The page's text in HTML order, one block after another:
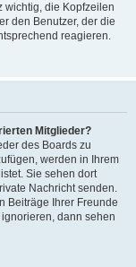
wichtig, die Kopfzeilen
den Benutzer, der die
reagieren.
Mitglieder?
des Boards zu
werden in Ihrem
Sie sehen dort
Nachricht senden.
Beiträge Ihrer Freunde
dann sehen